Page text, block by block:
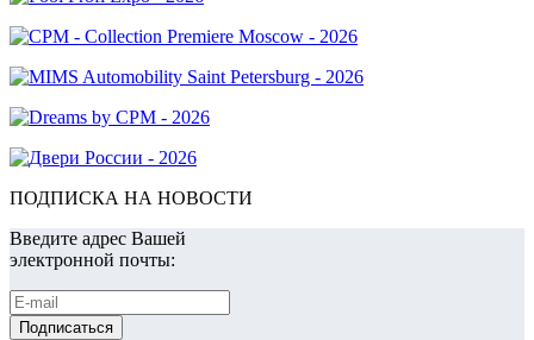
ПОДПИСКА НА НОВОСТИ
Введите адрес Вашей
электронной почты: